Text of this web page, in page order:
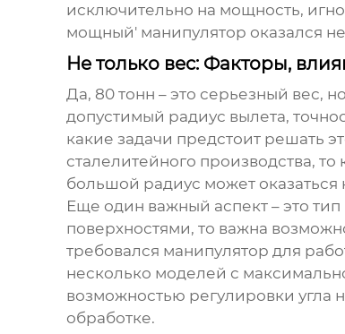
исключительно на мощность,
мощный' манипулятор оказался
Не только вес: Факторы,
Да, 80 тонн – это серьезный вес,
допустимый радиус вылета,
какие задачи предстоит решать
сталелитейного производства,
большой радиус может оказаться
Еще один важный аспект – это
поверхностями, то важна
требовался манипулятор для
несколько моделей с
возможностью регулировки угла
обработке.